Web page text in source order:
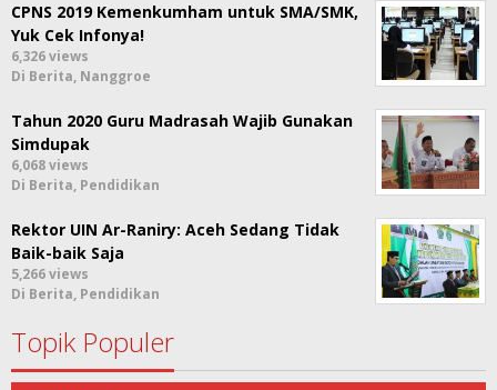
CPNS 2019 Kemenkumham untuk SMA/SMK,
Yuk Cek Infonya!
6,326 views
Di Berita, Nanggroe
Tahun 2020 Guru Madrasah Wajib Gunakan
Simdupak
6,068 views
Di Berita, Pendidikan
Rektor UIN Ar-Raniry: Aceh Sedang Tidak
Baik-baik Saja
5,266 views
Di Berita, Pendidikan
Topik Populer